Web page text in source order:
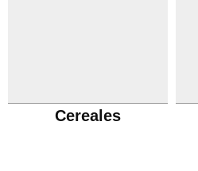
Cereales